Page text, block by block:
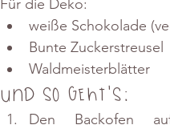
Für die Deko:
weiße Schokolade
Bunte Zuckerstreusel
Waldmeisterblätter
Und so geht's:
Den Backofen